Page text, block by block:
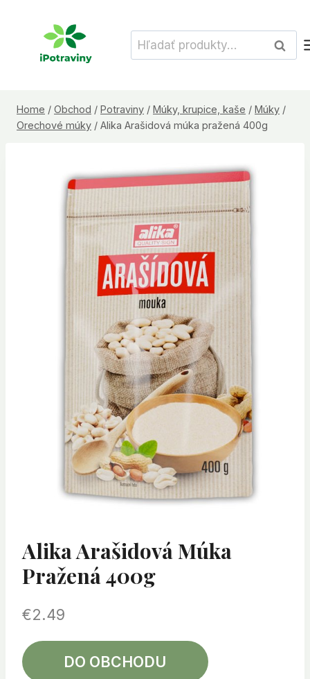
Hľadať:
Home / Obchod / Potraviny / Múky, krupice, kaše / Múky /
Orechové múky / Alika Arašidová múka pražená 400g
Alika Arašidová Múka
Pražená 400g
€2.49
DO OBCHODU